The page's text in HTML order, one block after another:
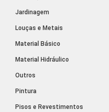
Jardinagem
Louças e Metais
Material Básico
Material Hidráulico
Outros
Pintura
Pisos e Revestimentos